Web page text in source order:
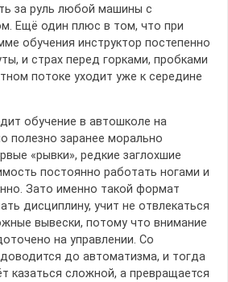
за руль любой машины с
Ещё один плюс в том, что при
обучения инструктор постепенно
и страх перед горками, пробками
потоке уходит уже к середине
обучение в автошколе на
полезно заранее морально
«рывки», редкие заглохшие
постоянно работать ногами и
Зато именно такой формат
дисциплину, учит не отвлекаться
вывески, потому что внимание
на управлении. Со
до автоматизма, и тогда
казаться сложной, а превращается